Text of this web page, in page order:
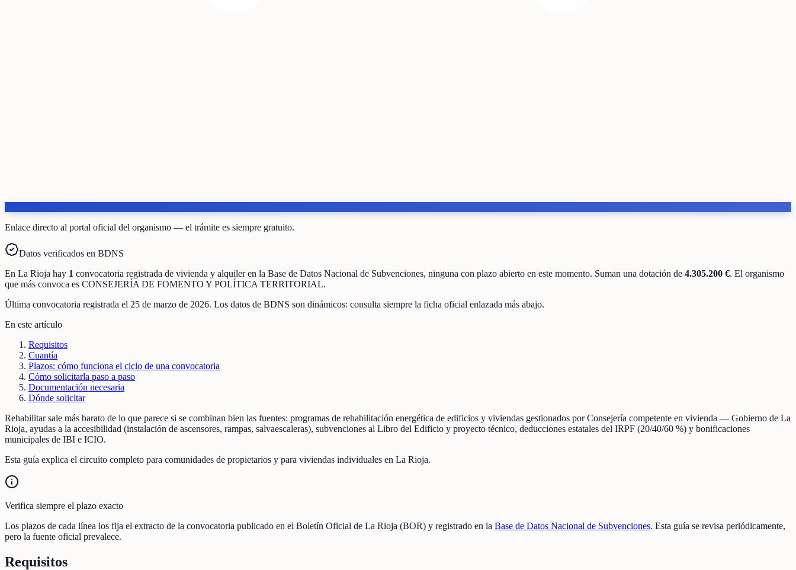
Enlace directo al portal oficial del organismo — el trámite es siempre gratuito.
Datos verificados en BDNS
En La Rioja hay 1 convocatoria registrada de vivienda y alquileren la Base de Datos Nacional de Subvenciones, ninguna con plazo abierto en este momento. Suman una dotación de 4.305.200 €. El organismo
que más convoca es CONSEJERÍA DE FOMENTO Y POLÍTICA TERRITORIAL.
Última convocatoria registrada el 25 de marzo de 2026. Los datos de BDNS son dinámicos: consulta siempre la ficha oficial enlazada más abajo.
En este artículo
Requisitos
Cuantía
Plazos: cómo funciona el ciclo de una convocatoria
Cómo solicitarla paso a paso
Documentación necesaria
Dónde solicitar
Rehabilitar sale más barato de lo que parece si se combinan bien las fuentes: programas de rehabilitación energética de edificios y viviendas gestionados por Consejería competente en vivienda — Gobierno de La
Rioja, ayudas a la accesibilidad (instalación de ascensores, rampas, salvaescaleras), subvenciones al Libro del Edificio y proyecto técnico, deducciones estatales del IRPF (20/40/60 %) y bonificaciones
municipales de IBI e ICIO.
Esta guía explica el circuito completo para comunidades de propietarios y para viviendas individuales en La Rioja.
Verifica siempre el plazo exacto
Los plazos de cada línea los fija el extracto de la convocatoria publicado en el Boletín Oficial de La Rioja (BOR) y registrado en la Base de Datos Nacional de Subvenciones. Esta guía se revisa periódicamente,
pero la fuente oficial prevalece.
Requisitos